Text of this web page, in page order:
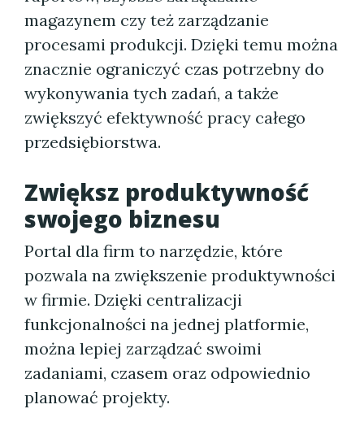
magazynem czy też zarządzanie
procesami produkcji. Dzięki temu można
znacznie ograniczyć czas potrzebny do
wykonywania tych zadań, a także
zwiększyć efektywność pracy całego
przedsiębiorstwa.
Zwiększ produktywność
swojego biznesu
Portal dla firm to narzędzie, które
pozwala na zwiększenie produktywności
w firmie. Dzięki centralizacji
funkcjonalności na jednej platformie,
można lepiej zarządzać swoimi
zadaniami, czasem oraz odpowiednio
planować projekty.